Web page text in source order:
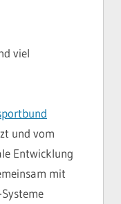
viel
und vom
Entwicklung
mit